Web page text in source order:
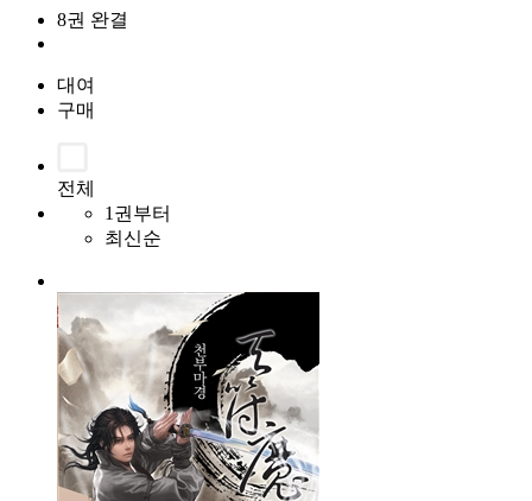
8권 완결
대여
구매
전체
1권부터
최신순